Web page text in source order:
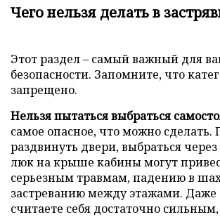
Чего нельзя делать в
Этот раздел – самый важный для
безопасности. Запомните, что
запрещено.
Нельзя пытаться выбраться
самое опасное, что можно
раздвинуть двери, выбраться
люк на крыше кабины могут
серьезным травмам, падению в
застреванию между этажами. Даже
считаете себя достаточно